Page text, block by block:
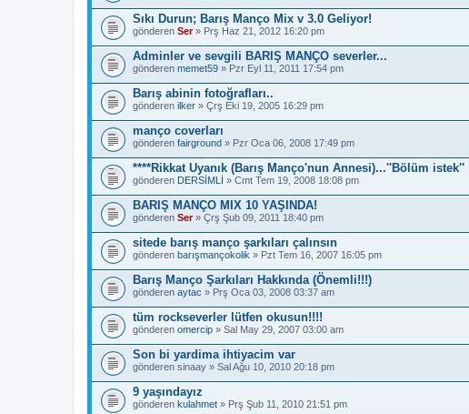
a
h
i
p
.
Sıkı Durun; Barış Manço Mix v 3.0 Geliyor!
gönderen Ser» Prş Haz 21, 2012 16:20 pm
Adminler ve sevgili BARIŞ MANÇO severler...
gönderen memet59 » Pzr Eyl 11, 2011 17:54 pm
Barış abinin fotoğrafları..
gönderen ilker » Çrş Eki 19, 2005 16:29 pm
manço coverları
gönderen fairground » Pzr Oca 06, 2008 17:49 pm
****Rikkat Uyanık (Barış Manço'nun Annesi)...''Bölüm istek''
gönderen DERSİMLİ » Cmt Tem 19, 2008 18:08 pm
BARIŞ MANÇO MIX 10 YAŞINDA!
gönderen Ser» Çrş Şub 09, 2011 18:40 pm
sitede barış manço şarkıları çalınsın
gönderen barışmançokolik » Pzt Tem 16, 2007 16:05 pm
Barış Manço Şarkıları Hakkında (Önemli!!!)
gönderen aytac » Prş Oca 03, 2008 03:37 am
tüm rockseverler lütfen okusun!!!!
gönderen omercip » Sal May 29, 2007 03:00 am
Son bi yardima ihtiyacim var
gönderen sinaay » Sal Ağu 10, 2010 20:18 pm
9 yaşındayız
gönderen kulahmet » Prş Şub 11, 2010 21:51 pm